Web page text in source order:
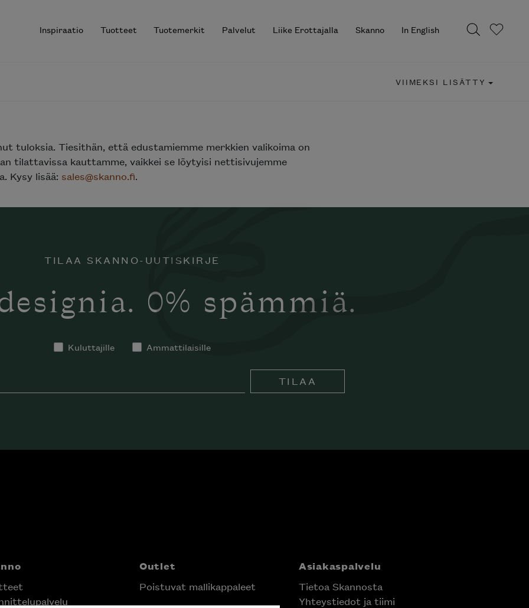
Inspiraatio Tuotteet Tuotemerkit Palvelut Liike Erottajalla Skanno In English
VIIMEKSI LISÄTTY
tuloksia. Tiesithän, että edustamiemme merkkien valikoima on
tilattavissa kauttamme, vaikkei se löytyisi nettisivujemme
Kysy lisää: sales@skanno.fi.
TILAA SKANNO-UUTISKIRJE
0% spämmiä.
Kuluttajille Ammattilaisille
TILAA
Outlet
Poistuvat mallikappaleet
Asiakaspalvelu
Tietoa Skannosta
Yhteystiedot ja tiimi